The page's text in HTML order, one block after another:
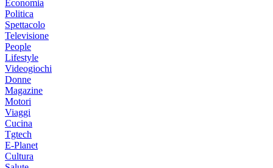
Economia
Politica
Spettacolo
Televisione
People
Lifestyle
Videogiochi
Donne
Magazine
Motori
Viaggi
Cucina
Tgtech
E-Planet
Cultura